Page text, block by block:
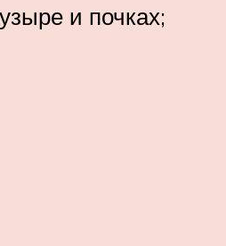
и почках;